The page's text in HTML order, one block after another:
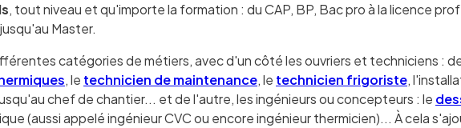
, tout niveau et qu'importe la formation : du CAP, BP, Bac pro à la licence
Master.
catégories de métiers, avec d'un côté les ouvriers et techniciens :
, le technicien de maintenance, le technicien frigoriste,
chef de chantier... et de l'autre, les ingénieurs ou concepteurs : le
(aussi appelé ingénieur CVC ou encore ingénieur thermicien)... À cela